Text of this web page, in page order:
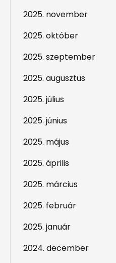
2025. november
2025. október
2025. szeptember
2025. augusztus
2025. július
2025. június
2025. május
2025. április
2025. március
2025. február
2025. január
2024. december